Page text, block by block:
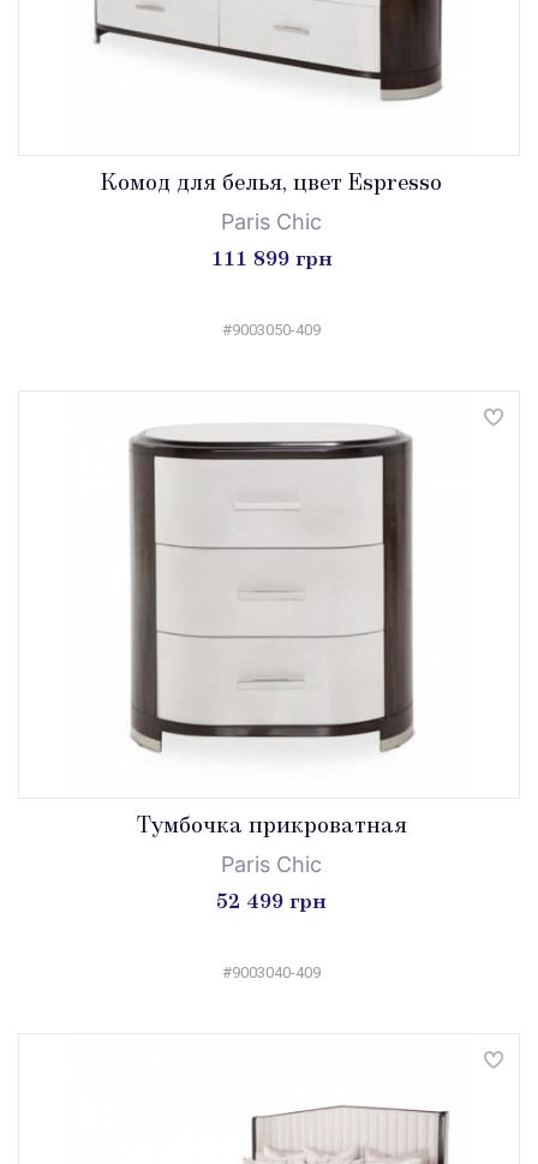
Комод для белья, цвет Espresso
Paris Chic
111 899 грн
#9003050-409
Tумбочка прикроватная
Paris Chic
52 499 грн
#9003040-409